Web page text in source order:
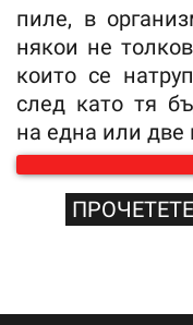
пиле, в
някои не
които се
след като тя
на една или